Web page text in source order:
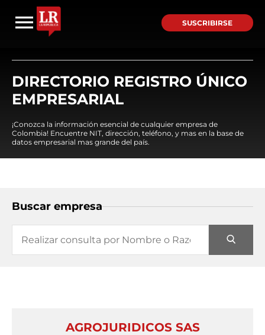
SUSCRIBIRSE
DIRECTORIO REGISTRO ÚNICO
EMPRESARIAL
¡Conozca la información esencial de cualquier empresa de
Colombia! Encuentre NIT, dirección, teléfono, y mas en la base de
datos empresarial mas grande del país.
Buscar empresa
AGROJURIDICOS SAS